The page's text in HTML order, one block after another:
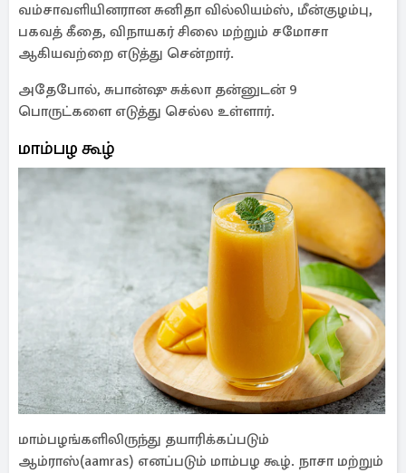
வம்சாவளியினரான சுனிதா வில்லியம்ஸ், மீன்குழம்பு,
பகவத் கீதை, விநாயகர் சிலை மற்றும் சமோசா
ஆகியவற்றை எடுத்து சென்றார்.
அதேபோல், சுபான்ஷு சுக்லா தன்னுடன் 9
பொருட்களை எடுத்து செல்ல உள்ளார்.
மாம்பழ கூழ்
மாம்பழங்களிலிருந்து தயாரிக்கப்படும்
ஆம்ராஸ்(aamras) எனப்படும் மாம்பழ கூழ். நாசா மற்றும்